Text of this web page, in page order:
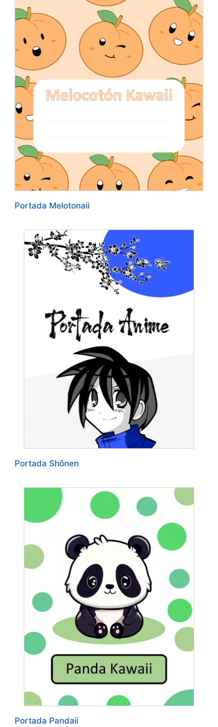
Portada Melotonaii
Portada Shônen
Portada Pandaii